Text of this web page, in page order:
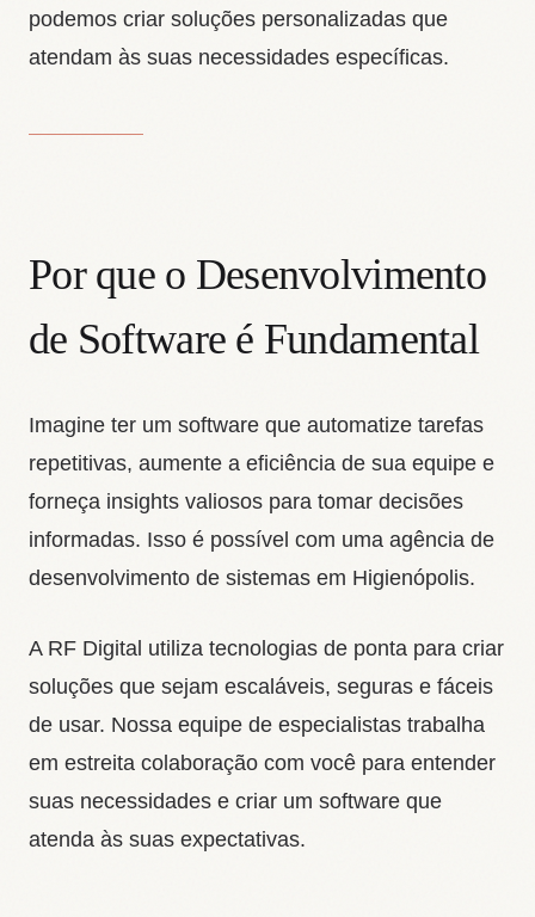
podemos criar soluções personalizadas que
atendam às suas necessidades específicas.
Por que o Desenvolvimento
de Software é Fundamental
Imagine ter um software que automatize tarefas
repetitivas, aumente a eficiência de sua equipe e
forneça insights valiosos para tomar decisões
informadas. Isso é possível com uma agência de
desenvolvimento de sistemas em Higienópolis.
A RF Digital utiliza tecnologias de ponta para criar
soluções que sejam escaláveis, seguras e fáceis
de usar. Nossa equipe de especialistas trabalha
em estreita colaboração com você para entender
suas necessidades e criar um software que
atenda às suas expectativas.